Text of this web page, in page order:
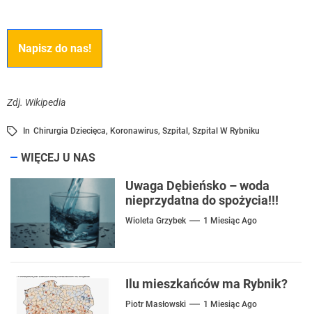
Napisz do nas!
Zdj. Wikipedia
In Chirurgia Dziecięca, Koronawirus, Szpital, Szpital W Rybniku
WIĘCEJ U NAS
Uwaga Dębieńsko – woda
nieprzydatna do spożycia!!!
Wioleta Grzybek 1 Miesiąc Ago
Ilu mieszkańców ma Rybnik?
Piotr Masłowski 1 Miesiąc Ago